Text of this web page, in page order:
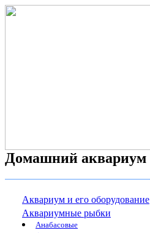
Домашний аквариум
Аквариум и его оборудование
Аквариумные рыбки
Анабасовые